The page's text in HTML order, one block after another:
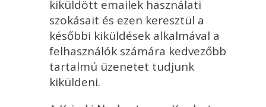
kiküldött emailek használati
szokásait és ezen keresztül a
későbbi kiküldések alkalmával a
felhasználók számára kedvezőbb
tartalmú üzenetet tudjunk
kiküldeni.